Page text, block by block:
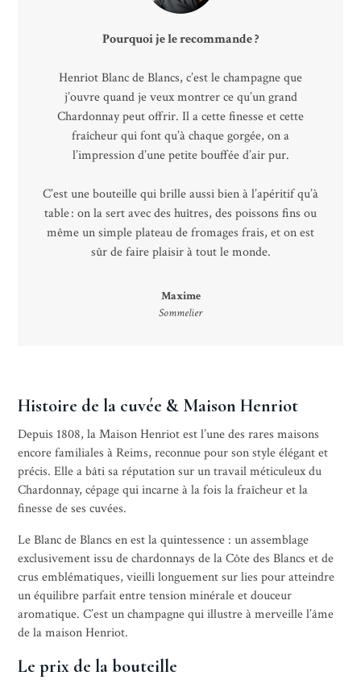
Pourquoi je le recommande ?
Henriot Blanc de Blancs, c’est le champagne que
j’ouvre quand je veux montrer ce qu’un grand
Chardonnay peut offrir. Il a cette finesse et cette
fraîcheur qui font qu’à chaque gorgée, on a
l’impression d’une petite bouffée d’air pur.
C’est une bouteille qui brille aussi bien à l’apéritif qu’à
table : on la sert avec des huîtres, des poissons fins ou
même un simple plateau de fromages frais, et on est
sûr de faire plaisir à tout le monde.
Maxime
Sommelier
Histoire de la cuvée & Maison Henriot
Depuis 1808, la Maison Henriot est l’une des rares maisons
encore familiales à Reims, reconnue pour son style élégant et
précis. Elle a bâti sa réputation sur un travail méticuleux du
Chardonnay, cépage qui incarne à la fois la fraîcheur et la
finesse de ses cuvées.
Le Blanc de Blancs en est la quintessence : un assemblage
exclusivement issu de chardonnays de la Côte des Blancs et de
crus emblématiques, vieilli longuement sur lies pour atteindre
un équilibre parfait entre tension minérale et douceur
aromatique. C’est un champagne qui illustre à merveille l’âme
de la maison Henriot.
Le prix de la bouteille